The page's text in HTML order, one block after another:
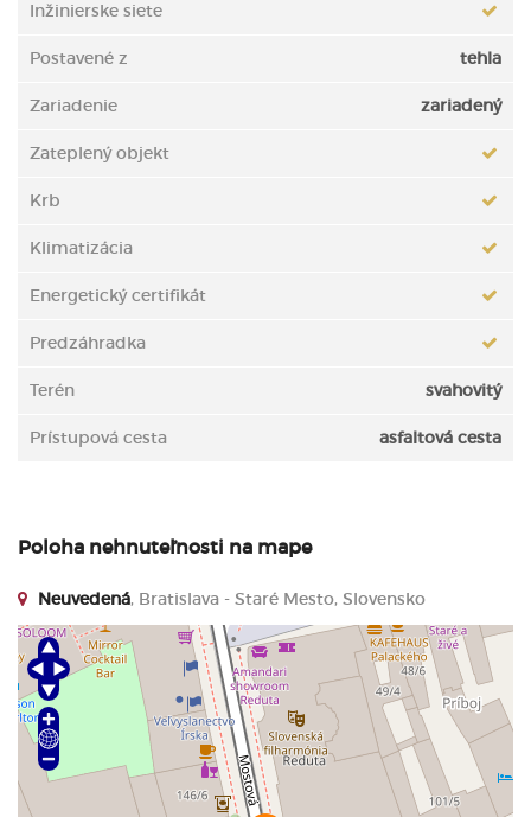
Inžinierske siete
Postavené z tehla
Zariadenie zariadený
Zateplený objekt
Krb
Klimatizácia
Energetický certifikát
Predzáhradka
Terén svahovitý
Prístupová cesta asfaltová cesta
Poloha nehnuteľnosti na mape
Neuvedená, Bratislava - Staré Mesto, Slovensko